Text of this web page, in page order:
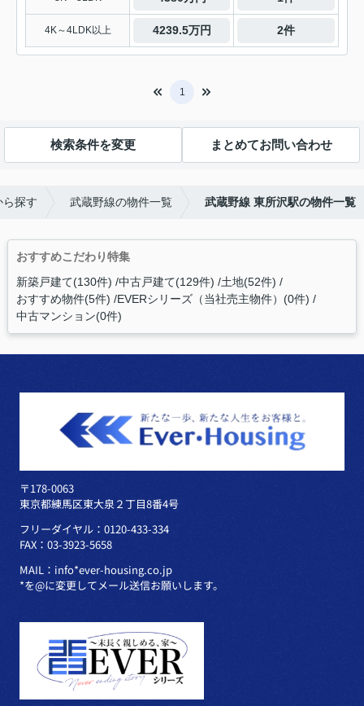
4K～4LDK以上 4239.5万円 2件
1
検索条件を変更 まとめてお問い合わせ
ら探す 武蔵野線の物件一覧 武蔵野線 東所沢駅の物件一覧
おすすめこだわり特集
新築戸建て(130件) 中古戸建て(129件) 土地(52件)
おすすめ物件(5件) EVERシリーズ（当社売主物件）(0件)
中古マンション(0件)
〒178-0063
東京都練馬区東大泉２丁目8番4号
フリーダイヤル：0120-433-334
FAX：03-3923-5658
MAIL：info*ever-housing.co.jp
*を@に変更してメール送信お願いします。